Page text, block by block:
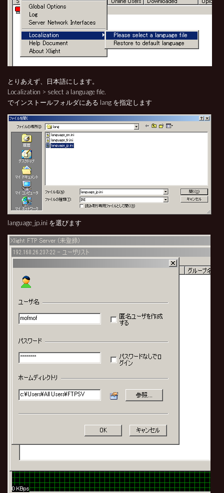
とりあえず、日本語にします。
Localization > select a language file.
でインストールフォルダにある lang を指定します
language_jp.ini を選びます